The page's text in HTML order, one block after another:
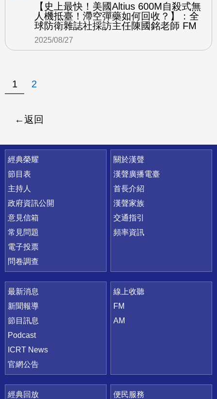
【史上最快！美國Altius 600M自殺式無
人機抵臺！滯空彈藥如何回收？】：全
球防衛雜誌社採訪主任陳國銘老師 FM
2025/08/27
1 2
返回
快速連結
經典榮耀
節目表
主持人
政府資訊公開
意見信箱
常見問題
電子投票
問卷調查
關於漢聲
漢聲廣播電臺
首長介紹
漢聲家族
交通指引
頻率資訊
最新消息
新聞報導
節目訊息
Podcast
ICRT News
官網公告
線上收聽
FM
AM
經典回放
便民服務